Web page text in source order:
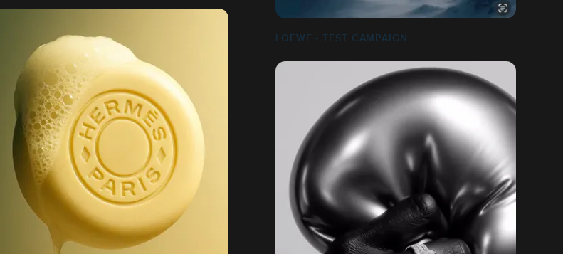
LOEWE - TEST CAMPAIGN